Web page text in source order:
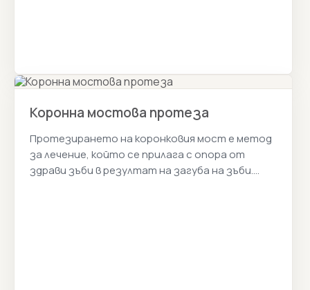
Коронна мостова протеза
Протезирането на коронковия мост е метод
за лечение, който се прилага с опора от
здрави зъби в резултат на загуба на зъби.